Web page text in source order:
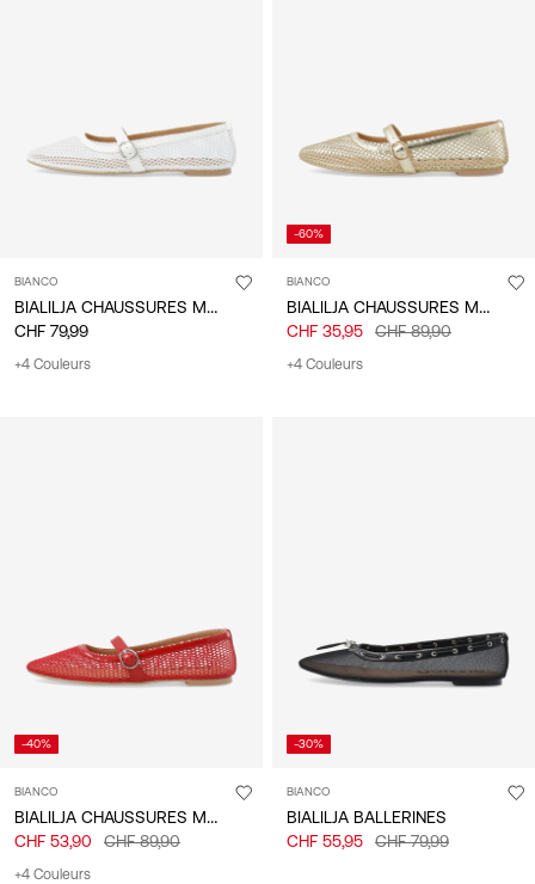
BIANCO
BIALILJA CHAUSSURES MARY JANE
CHF 79,99
+4 Couleurs
-60%
BIANCO
BIALILJA CHAUSSURES MARY JANE
CHF 35,95 CHF 89,90
+4 Couleurs
-40%
BIANCO
BIALILJA CHAUSSURES MARY JANE
CHF 53,90 CHF 89,90
+4 Couleurs
-30%
BIANCO
BIALILJA BALLERINES
CHF 55,95
CHF 79,99